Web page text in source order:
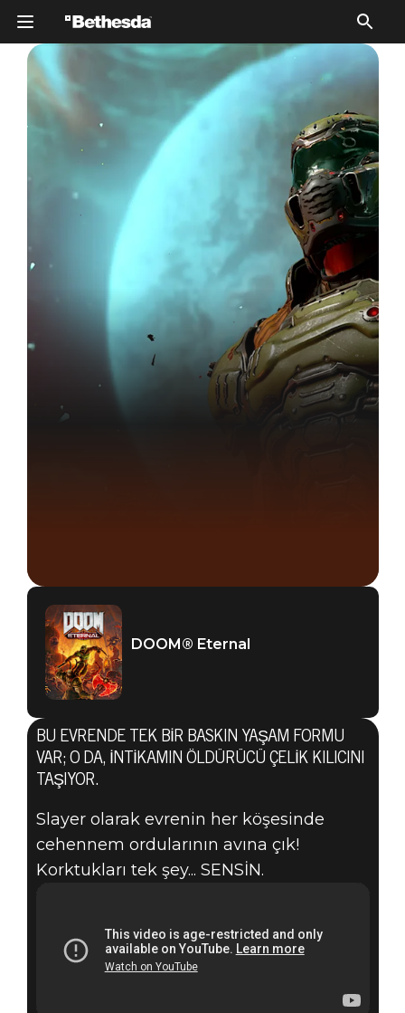
12 Mart 2020
DOOM ETERNAL
DOOM® Eternal
BU EVRENDE TEK BIR BASKIN YAŞAM FORMU
VAR; O DA, INTIKAMIN ÖLDÜRÜCÜ ÇELIK KILICINI
TAŞIYOR.
Slayer olarak evrenin her köşesinde
cehennem ordularının avına çık!
Korktukları tek şey... SENSİN.